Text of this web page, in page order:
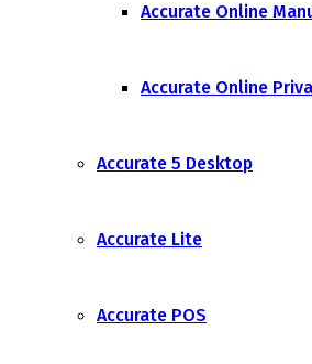
Accurate Online
Accurate Online
Accurate 5 Desktop
Accurate Lite
Accurate POS